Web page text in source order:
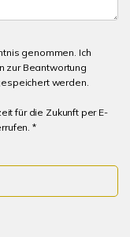
genommen. Ich
zur Beantwortung
werden.
für die Zukunft per E-
*